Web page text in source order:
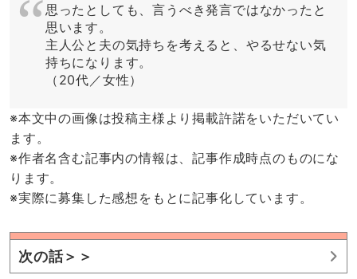
思ったとしても、言うべき発言ではなかったと
思います。
主人公と夫の気持ちを考えると、やるせない気
持ちになります。
（20代／女性）
※本文中の画像は投稿主様より掲載許諾をいただいてい
ます。
※作者名含む記事内の情報は、記事作成時点のものにな
ります。
※実際に募集した感想をもとに記事化しています。
次の話＞＞